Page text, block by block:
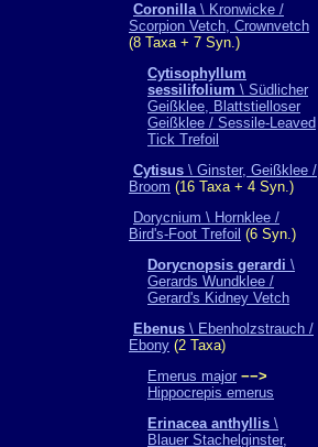
Coronilla\ Kronwicke /
Scorpion Vetch, Crownvetch
(8 Taxa + 7 Syn.)
Cytisophyllum
sessilifolium \ Südlicher
Geißklee, Blattstielloser
Geißklee / Sessile-Leaved
Tick Trefoil
Cytisus \ Ginster, Geißklee /
Broom (16 Taxa + 4 Syn.)
Dorycnium \ Hornklee /
Bird's-Foot Trefoil (6 Syn.)
Dorycnopsis gerardi \
Gerards Wundklee /
Gerard's Kidney Vetch
Ebenus \ Ebenholzstrauch /
Ebony (2 Taxa)
Emerus major −−>
Hippocrepis emerus
Erinacea anthyllis \
Blauer Stachelginster,